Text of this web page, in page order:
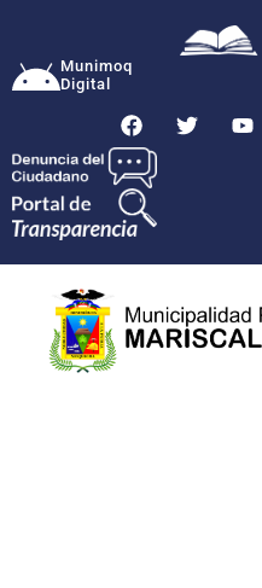
Munimoq
Digital